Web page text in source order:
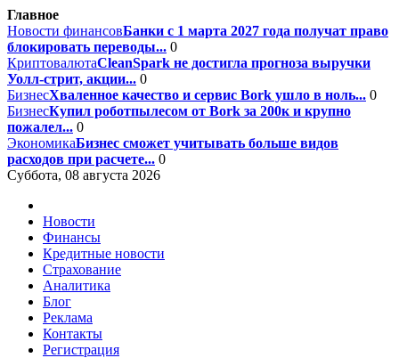
Главное
Новости финансовБанки с 1 марта 2027 года получат право
блокировать переводы... 0
КриптовалютаCleanSpark не достигла прогноза выручки
Уолл-стрит, акции... 0
БизнесХваленное качество и сервис Bork ушло в ноль... 0
БизнесКупил роботпылесом от Bork за 200к и крупно
пожалел... 0
ЭкономикаБизнес сможет учитывать больше видов
расходов при расчете... 0
Суббота, 08 августа 2026
Новости
Финансы
Кредитные новости
Страхование
Аналитика
Блог
Реклама
Контакты
Регистрация